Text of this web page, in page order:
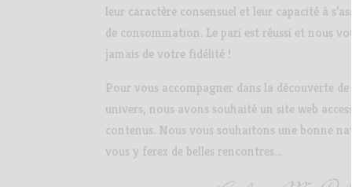
leur caractère consensuel et leur capacité à
de consommation. Le pari est réussi et nous
jamais de votre fidélité !
Pour vous accompagner dans la découverte
univers, nous avons souhaité un site web
contenus. Nous vous souhaitons une bonne
vous y ferez de belles rencontres…